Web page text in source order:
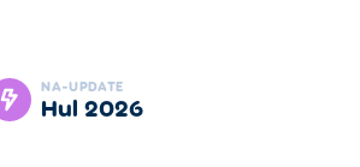
na brainrot ang pumalit sa isang
nang tumawa, maglaro, at mag-
NA-UPDATE
Hul 2026